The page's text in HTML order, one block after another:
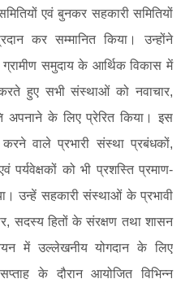
एवं बुनकर सहकारी समितियों
कर सम्मानित किया। उन्होंने
ग्रामीण समुदाय के आर्थिक विकास में
हुए सभी संस्थाओं को नवाचार,
अपनाने के लिए प्रेरित किया। इस
वाले प्रभारी संस्था प्रबंधकों,
पर्यवेक्षकों को भी प्रशस्ति प्रमाण-
उन्हें सहकारी संस्थाओं के प्रभावी
सदस्य हितों के संरक्षण तथा शासन
में उल्लेखनीय योगदान के लिए
के दौरान आयोजित विभिन्न